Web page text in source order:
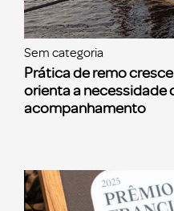
Sem categoria
Prática de remo
orienta a necessidade
acompanhamento